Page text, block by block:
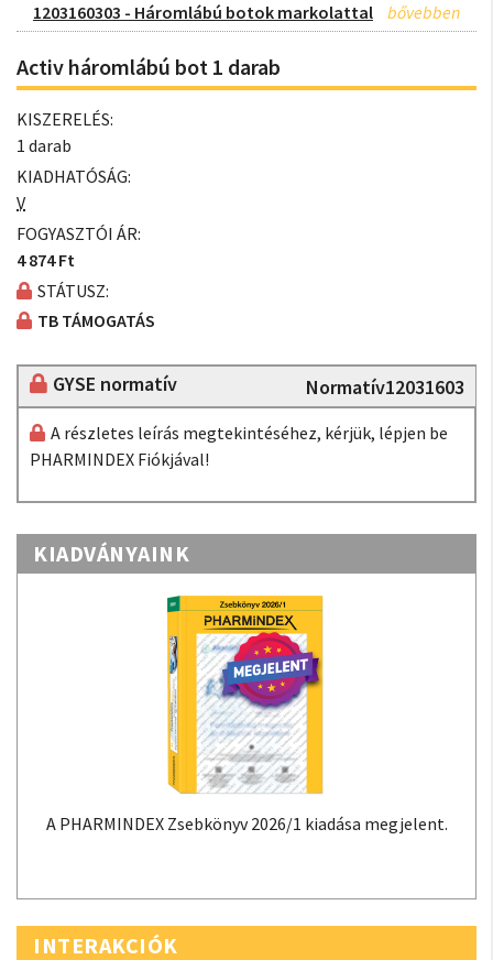
1203160303 - Háromlábú botok markolattal
Activ háromlábú bot 1 darab
KISZERELÉS:
1 darab
KIADHATÓSÁG:
V
FOGYASZTÓI ÁR:
4 874 Ft
STÁTUSZ:
TB TÁMOGATÁS
GYSE normatív Normatív12031603
A részletes leírás megtekintéséhez, kérjük, lépjen be
PHARMINDEX Fiókjával!
KIADVÁNYAINK
A PHARMINDEX Zsebkönyv 2026/1 kiadása megjelent.
INTERAKCIÓK